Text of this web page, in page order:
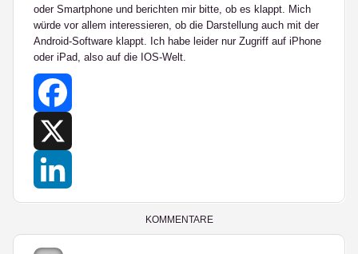
oder Smartphone und berichten mir bitte, ob es klappt. Mich
würde vor allem interessieren, ob die Darstellung auch mit der
Android-Software klappt. Ich habe leider nur Zugriff auf iPhone
oder iPad, also auf die IOS-Welt.
Facebook
KOMMENTARE